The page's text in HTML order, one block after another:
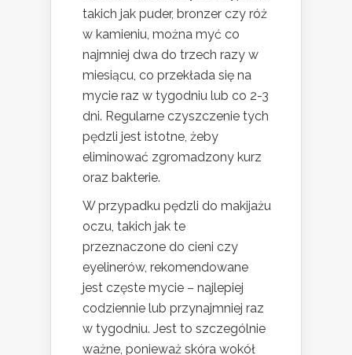
takich jak puder, bronzer czy róż
w kamieniu, można myć co
najmniej dwa do trzech razy w
miesiącu, co przekłada się na
mycie raz w tygodniu lub co 2-3
dni. Regularne czyszczenie tych
pędzli jest istotne, żeby
eliminować zgromadzony kurz
oraz bakterie.
W przypadku pędzli do makijażu
oczu, takich jak te
przeznaczone do cieni czy
eyelinerów, rekomendowane
jest częste mycie – najlepiej
codziennie lub przynajmniej raz
w tygodniu. Jest to szczególnie
ważne, ponieważ skóra wokół